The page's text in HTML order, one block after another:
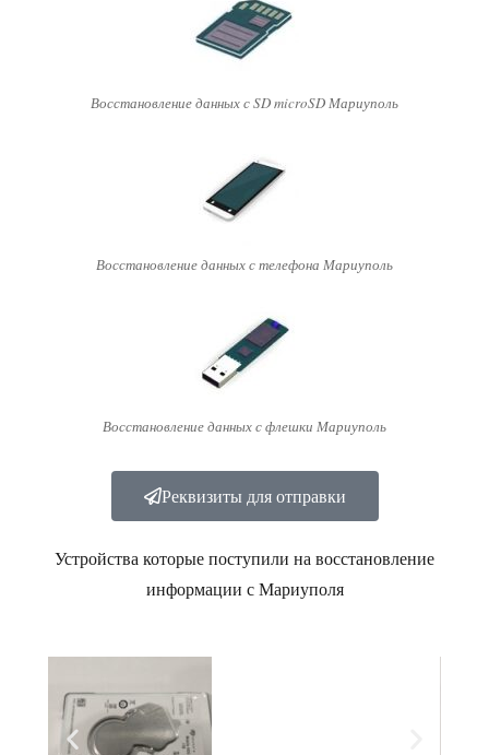
Восстановление данных с SD microSD Мариуполь
Восстановление данных с телефона Мариуполь
Восстановление данных с флешки Мариуполь
Реквизиты для отправки
Устройства которые поступили на восстановление
информации с Мариуполя